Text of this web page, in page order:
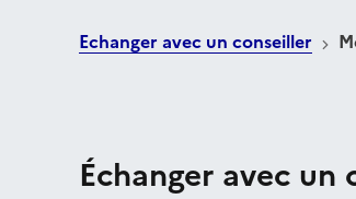
Echanger avec un conseiller
Échanger avec